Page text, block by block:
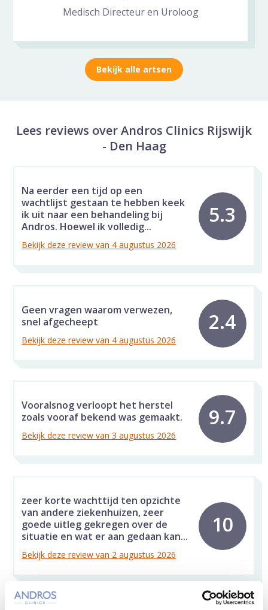
Medisch Directeur en Uroloog
Bekijk alle artsen
Lees reviews over Andros Clinics Rijswijk
- Den Haag
Na eerder een tijd op een
wachtlijst gestaan te hebben keek
ik uit naar een behandeling bij
Andros. Hoewel ik volledig...
Bekijk deze review van 4 augustus 2026
5.3
Geen vragen waarom verwezen,
snel afgecheept
Bekijk deze review van 4 augustus 2026
2.4
Vooralsnog verloopt het herstel
zoals vooraf bekend was gemaakt.
Bekijk deze review van 3 augustus 2026
9.7
zeer korte wachttijd ten opzichte
van andere ziekenhuizen, zeer
goede uitleg gekregen over de
situatie en wat er aan gedaan kan...
Bekijk deze review van 2 augustus 2026
10